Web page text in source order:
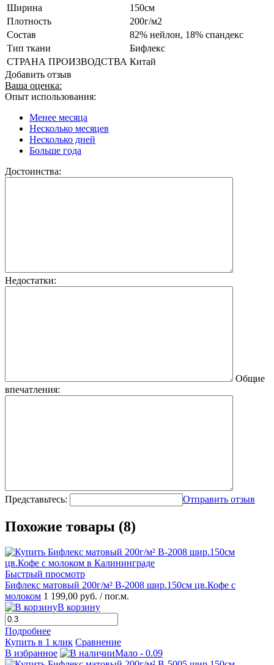
Ширина
150см
Плотность
200г/м2
Состав
82% нейлон, 18% спандекс
Тип ткани
Бифлекс
СТРАНА ПРОИЗВОДСТВА Китай
Добавить отзыв
Ваша оценка:
Опыт использования:
Менее месяца
Несколько месяцев
Несколько дней
Больше года
Достоинства:
Недостатки:
Общие
впечатления:
Представьтесь: Отправить отзыв
Похожие товары (8)
Быстрый просмотр
Бифлекс матовый 200г/м² B-2008 шир.150см цв.Кофе с
молоком 1 199,00 руб. / пог.м.
В корзину
Подробнее
Купить в 1 клик Сравнение
В избранное
Мало - 0.09